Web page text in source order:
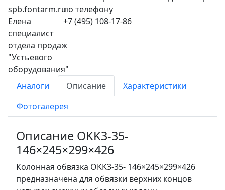
+7 (495) 108-17-86
Аналоги Описание
Характеристики
Фотогалерея
Описание OKK3-35-
146×245×299×426
Колонная обвязка OKK3-35- 146×245×299×426
предназначена для обвязки верхних концов